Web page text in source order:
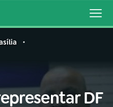
DF